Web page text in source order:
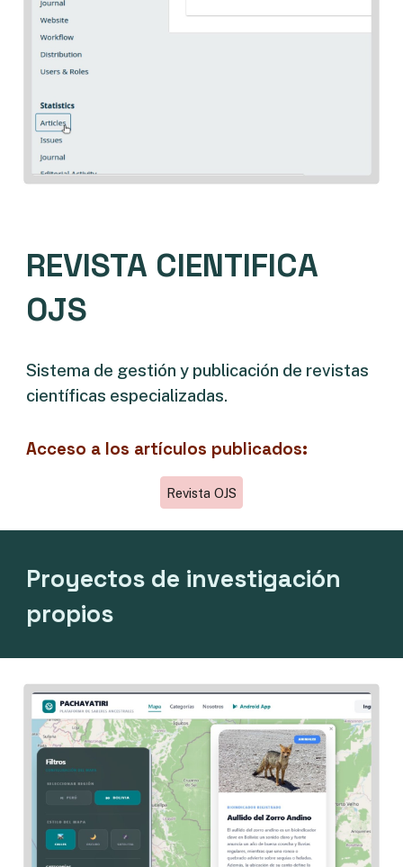
REVISTA CIENTIFICA
OJS
Sistema de gestión y publicación de revistas
científicas especializadas.
Acceso a los artículos publicados:
Revista OJS
Proyectos de investigación
propios